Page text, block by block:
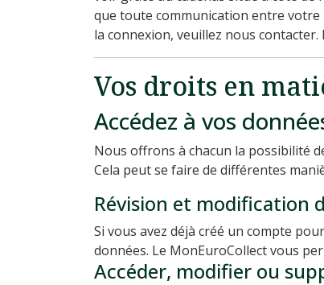
que toute communication entre votre
la connexion, veuillez nous
Vos droits en
Accédez à vos
Nous offrons à chacun la possibilité
Cela peut se faire de différentes
Révision et modification
Si vous avez déjà créé un compte
données. Le MonEuroCollect vous
Accéder, modifier ou